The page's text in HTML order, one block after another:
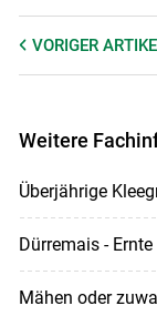
VORIGER
Weitere
Überjährige
Dürremais -
Mähen oder